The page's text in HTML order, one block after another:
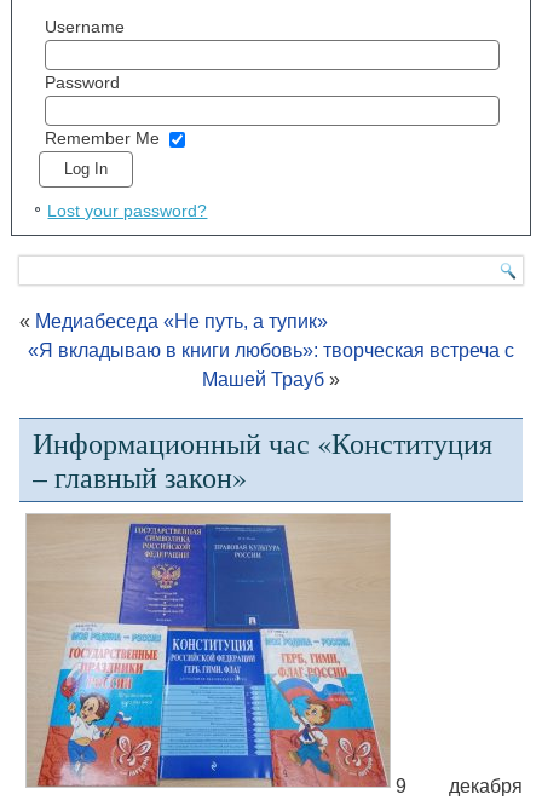
Username
Password
Remember Me
Lost your password?
« Медиабеседа «Не путь, а тупик»
«Я вкладываю в книги любовь»: творческая встреча с
Машей Трауб »
Информационный час «Конституция
– главный закон»
9 декабря